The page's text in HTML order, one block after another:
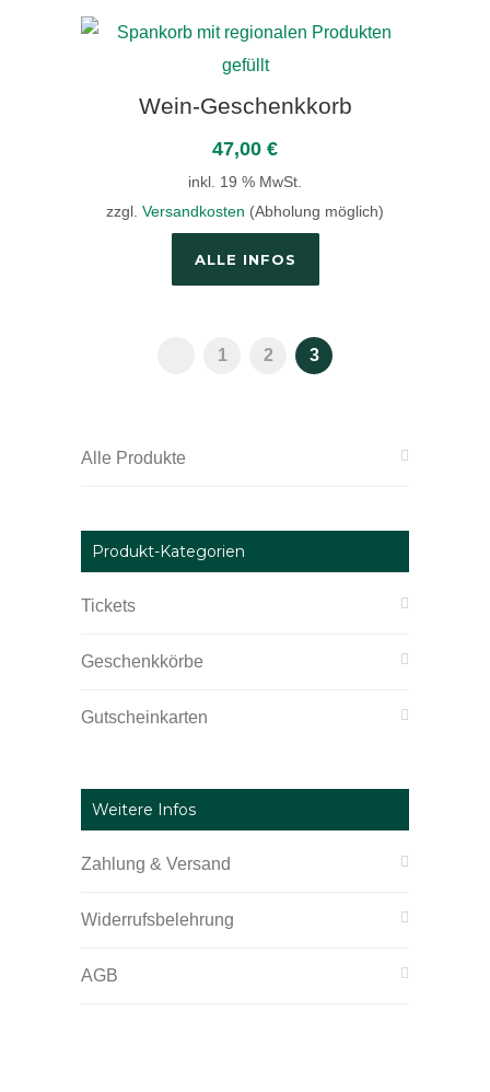
Wein-Geschenkkorb
47,00 €
inkl. 19 % MwSt.
zzgl. Versandkosten (Abholung möglich)
ALLE INFOS
1 2 3
Alle Produkte
Produkt-Kategorien
Tickets
Geschenkkörbe
Gutscheinkarten
Weitere Infos
Zahlung & Versand
Widerrufsbelehrung
AGB